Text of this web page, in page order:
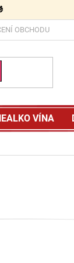
OBCHODU
VÍNA